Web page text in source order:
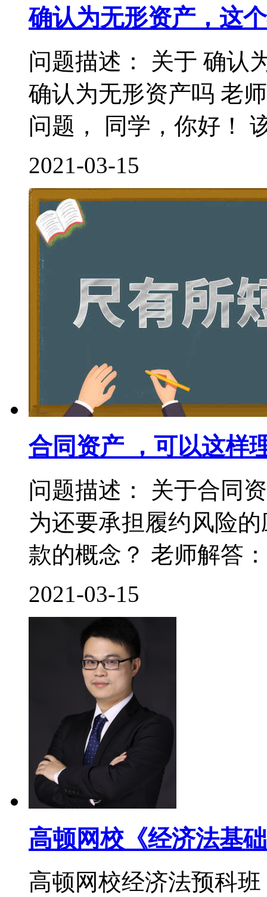
确认为无形资产，这
问题描述： 关于 确认
确认为无形资产吗 老
问题， 同学，你好！
2021-03-15
合同资产 ，可以这样
问题描述： 关于合同
为还要承担履约风险
款的概念？ 老师解答
2021-03-15
高顿网校《经济法基
高顿网校经济法预科